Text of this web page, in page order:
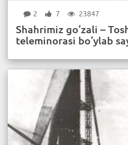
2 7 23847
Shahrimiz go‘zali –
teleminorasi bo‘ylab